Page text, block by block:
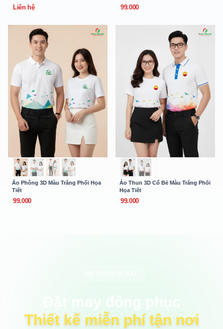
Liên hệ 99.000
Áo Phông 3D Màu Trắng Phối Họa
Tiết
99.000
Áo Thun 3D Cổ Bẻ Màu Trắng Phối
Họa Tiết
99.000
Thiết kế miễn phí tận nơi